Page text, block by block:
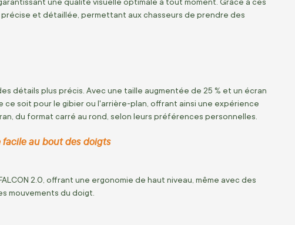
précise et détaillée, permettant aux chasseurs de prendre des
détails plus précis. Avec une taille augmentée de 25 % et un écran
ce soit pour le gibier ou l'arrière-plan, offrant ainsi une expérience
du format carré au rond, selon leurs préférences personnelles.
au bout des doigts
2.0, offrant une ergonomie de haut niveau, même avec des
mouvements du doigt.